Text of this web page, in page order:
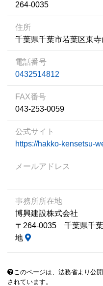
264-0035
住所
千葉県千葉市若葉区東
電話番号
0432514812
FAX番号
043-253-0059
公式サイト
https://hakko-kensetsu-
メールアドレス
事務所所在地
博興建設株式会社
〒264-0035 千葉県千
地
このページは、法務省より公
されています。